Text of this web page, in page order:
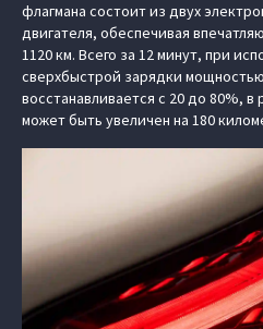
флагмана состоит из двух
двигателя, обеспечивая
1120 км. Всего за 12 минут, при
сверхбыстрой зарядки
восстанавливается с 20 до 80%, в
может быть увеличен на 180